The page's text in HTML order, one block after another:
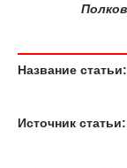
Название статьи:
Источник статьи: